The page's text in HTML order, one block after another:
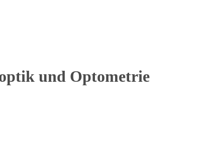
und Optometrie